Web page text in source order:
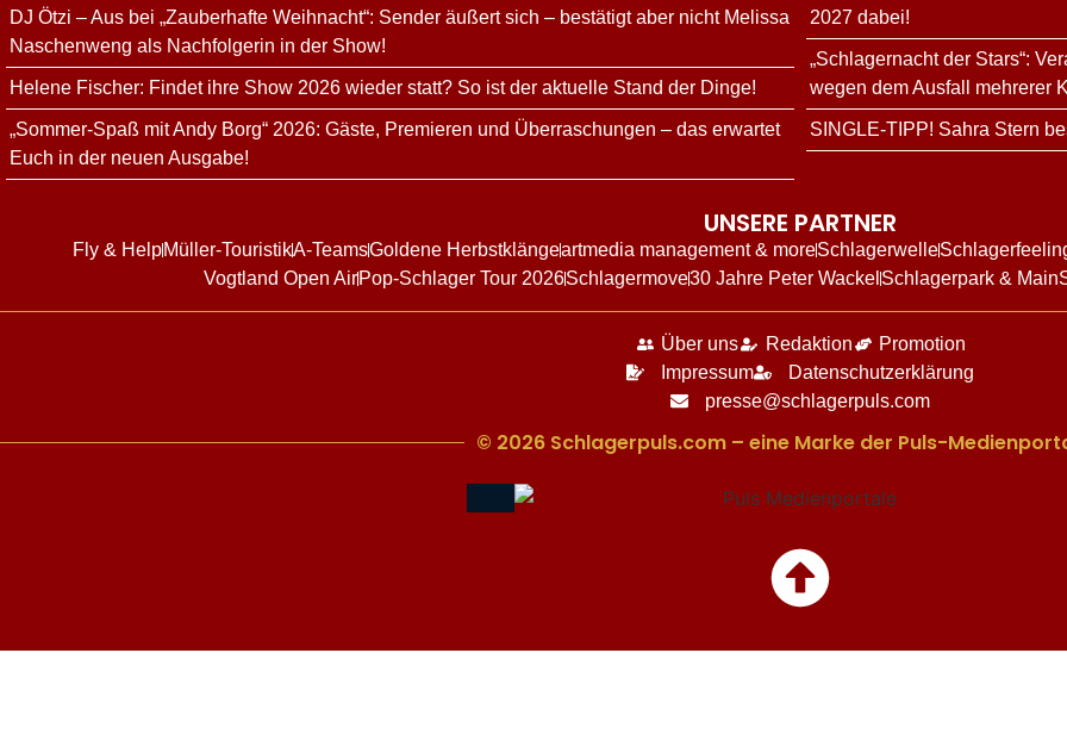
DJ Ötzi – Aus bei „Zauberhafte Weihnacht“: Sender äußert sich – bestätigt aber nicht Melissa
Naschenweng als Nachfolgerin in der Show!
Helene Fischer: Findet ihre Show 2026 wieder statt? So ist der aktuelle Stand der Dinge!
„Sommer-Spaß mit Andy Borg“ 2026: Gäste, Premieren und Überraschungen – das erwartet
Euch in der neuen Ausgabe!
2027 dabei!
„Schlagernacht der Stars“:
wegen dem Ausfall mehrerer
SINGLE-TIPP! Sahra Stern
UNSERE PARTNER
Fly & HelpMüller-TouristikA-TeamsGoldene Herbstklängeartmedia management & moreSchlagerwelle
Vogtland Open AirPop-Schlager Tour 2026Schlagermove30 Jahre Peter Wackel Schlagerpark &
Über uns Redaktion
Promotion
Impressum
Datenschutzerklärung
presse@schlagerpuls.com
© 2026 Schlagerpuls.com – eine Marke der Puls-